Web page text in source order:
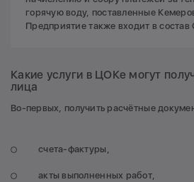
горячую воду, поставленные
Предприятие также входит в состав
Какие услуги в ЦОКе могут
лица
Во-первых, получить расчётные
счета-фактуры,
акты выполненных работ,